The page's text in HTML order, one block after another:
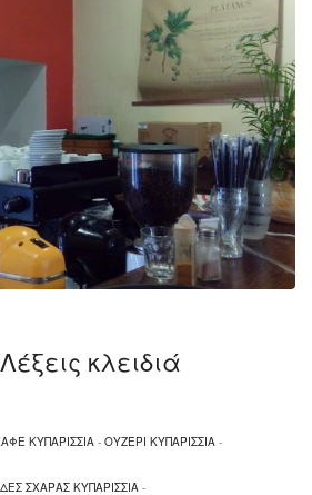
κλειδιά
ΚΥΠΑΡΙΣΣΙΑ - ΟΥΖΕΡΙ ΚΥΠΑΡΙΣΣΙΑ -
ΣΧΑΡΑΣ ΚΥΠΑΡΙΣΣΙΑ -